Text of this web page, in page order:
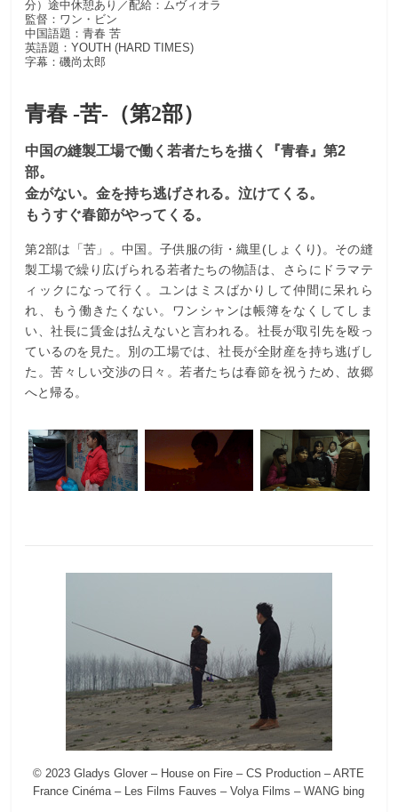
分）途中休憩あり／配給：ムヴィオラ
監督：ワン・ビン
中国語題：青春 苦
英語題：YOUTH (HARD TIMES)
字幕：磯尚太郎
青春 -苦-（第2部）
中国の縫製工場で働く若者たちを描く『青春』第2
部。
金がない。金を持ち逃げされる。泣けてくる。
もうすぐ春節がやってくる。
第2部は「苦」。中国。子供服の街・織里(しょくり)。その縫
製工場で繰り広げられる若者たちの物語は、さらにドラマテ
ィックになって行く。ユンはミスばかりして仲間に呆れら
れ、もう働きたくない。ワンシャンは帳簿をなくしてしま
い、社長に賃金は払えないと言われる。社長が取引先を殴っ
ているのを見た。別の工場では、社長が全財産を持ち逃げし
た。苦々しい交渉の日々。若者たちは春節を祝うため、故郷
へと帰る。
© 2023 Gladys Glover – House on Fire – CS Production – ARTE
France Cinéma – Les Films Fauves – Volya Films – WANG bing